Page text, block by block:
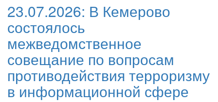
23.07.2026: В Кемерово
состоялось
межведомственное
совещание по вопросам
противодействия терроризму
в информационной сфере